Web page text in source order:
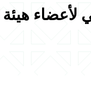
لأعضاء